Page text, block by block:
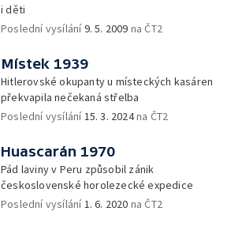
i děti
Poslední vysílání9. 5. 2009 na ČT2
Místek 1939
Hitlerovské okupanty u místeckých kasáren
překvapila nečekaná střelba
Poslední vysílání15. 3. 2024na ČT2
Huascarán 1970
Pád laviny v Peru způsobil zánik
československé horolezecké expedice
Poslední vysílání1. 6. 2020 na ČT2